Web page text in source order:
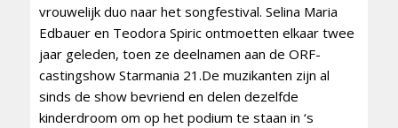
vrouwelijk duo naar het songfestival. Selina Maria
Edbauer en Teodora Spiric ontmoetten elkaar twee
jaar geleden, toen ze deelnamen aan de ORF-
castingshow Starmania 21.De muzikanten zijn al
sinds de show bevriend en delen dezelfde
kinderdroom om op het podium te staan ​​in ‘s